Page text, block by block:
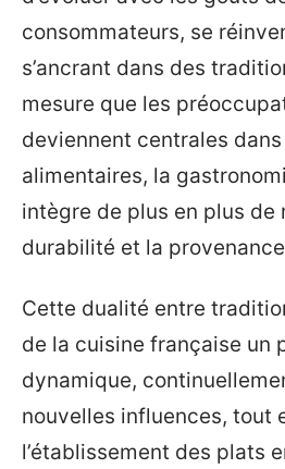
consommateurs, se
s’ancrant dans des
mesure que les
deviennent centrales
alimentaires, la
intègre de plus en plus de
durabilité et la
Cette dualité entre
de la cuisine française un
dynamique,
nouvelles influences, tout
l’établissement des plats